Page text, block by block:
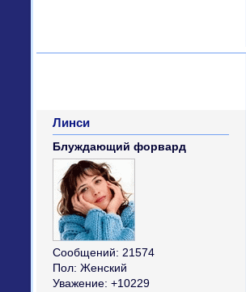
Линси
Блуждающий форвард
Сообщений: 21574
Пол: Женский
Уважение: +10229